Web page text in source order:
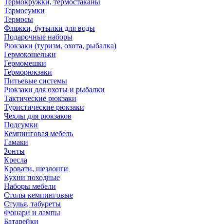
Термокружки, термостаканы
Термосумки
Термосы
Фляжки, бутылки для воды
Подарочные наборы
Рюкзаки (туризм, охота, рыбалка)
Гермокошельки
Гермомешки
Герморюкзаки
Питьевые системы
Рюкзаки для охоты и рыбалки
Тактические рюкзаки
Туристические рюкзаки
Чехлы для рюкзаков
Подсумки
Кемпинговая мебель
Гамаки
Зонты
Кресла
Кровати, шезлонги
Кухни походные
Наборы мебели
Столы кемпинговые
Стулья, табуреты
Фонари и лампы
Батарейки